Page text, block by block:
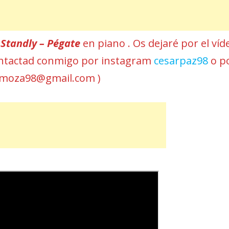
Standly – Pégate en piano . Os dejaré por el
conmigo por instagram cesarpaz98 o
)